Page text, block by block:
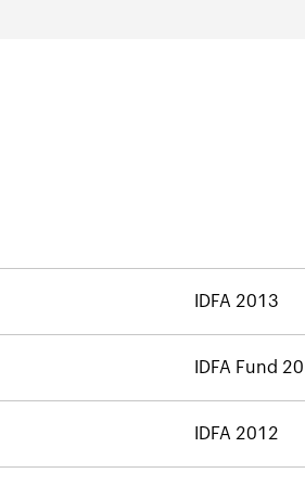
IDFA 2013
IDFA Fund
IDFA 2012